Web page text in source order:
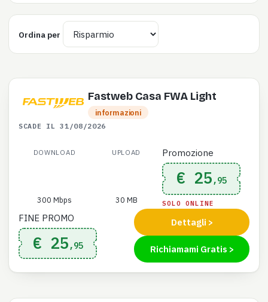
Ordina per
Fastweb Casa FWA Light
informazioni
SCADE IL 31/08/2026
DOWNLOAD
300 Mbps
UPLOAD
30 MB
Promozione
€ 25 ,95
SOLO ONLINE
FINE PROMO
€ 25 ,95
Dettagli >
Richiamami Gratis >